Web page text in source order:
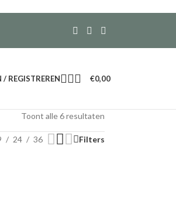
/ REGISTREREN €0,00
Toont alle 6 resultaten
24 36 Filters